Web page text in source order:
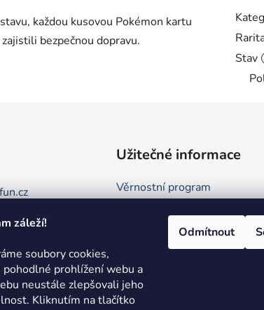
záleží!
soubory cookies,
prohlížení webu a
neustále zlepšovali jeho
Kliknutím na tlačítko
Odmítnout
každou kusovou Pokémon kartu
bezpečnou dopravu.
Stav
409
Užitečné informace
Věrnostní program
Podmínky ochrany osobních
Režim Dovolená
Hodnocení obchodu